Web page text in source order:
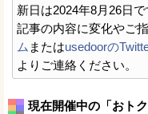
新日は2024年8月26日で
記事の内容に変化やご
ム またはusedoorの
よりご連絡ください。
現在開催中の「おト